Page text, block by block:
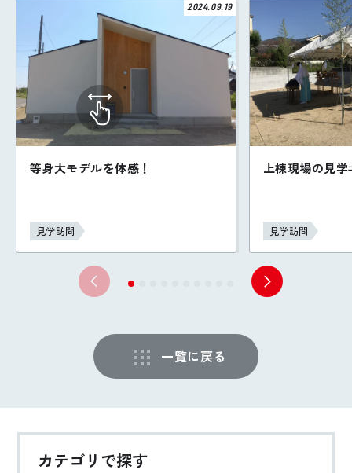
等身大モデルを体感！
2024.09.19
見学訪問
上棟現場の見
見学訪問
一覧に戻る
カテゴリで探す